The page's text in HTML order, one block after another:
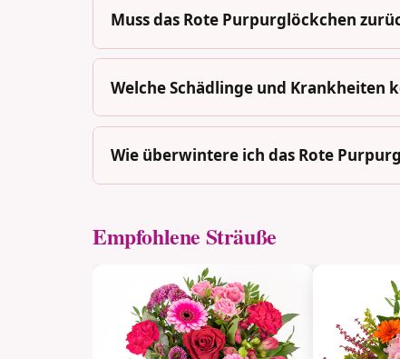
Muss das Rote Purpurglöckchen
Welche Schädlinge und Krankheiten
Wie überwintere ich das Rote
Empfohlene Sträuße